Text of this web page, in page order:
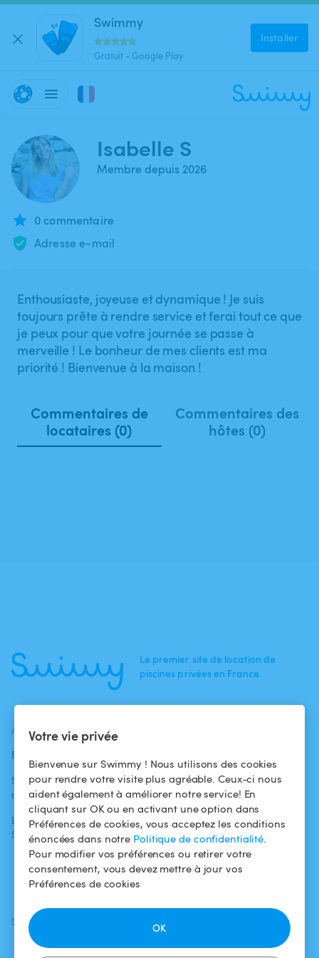
Votre vie privée
Bienvenue sur Swimmy ! Nous utilisons des cookies
pour rendre votre visite plus agréable. Ceux-ci nous
aident également à améliorer notre service! En
cliquant sur OK ou en activant une option dans
Préférences de cookies, vous acceptez les conditions
énoncées dans notre Politique de confidentialité.
Pour modifier vos préférences ou retirer votre
consentement, vous devez mettre à jour vos
Préférences de cookies
OK
Swimmy
Gratuit - Google Play
Installer
Isabelle S
Membre depuis 2026
0 commentaire
Adresse e-mail
Enthousiaste, joyeuse et dynamique ! Je suis
toujours prête à rendre service et ferai tout ce que
je peux pour que votre journée se passe à
merveille ! Le bonheur de mes clients est ma
priorité ! Bienvenue à la maison !
Commentaires de
locataires (0)
Commentaires des
hôtes (0)
Le premier site de location de
piscines privées en France.
ACTUALITÉS
Blog
Swimmy dans les
médias
L'aventure
Swimmy
baigneurs
Pour les
propriétaires
Louer ma piscine
Comment ça
marche ?
Conditions
d'utilisation
Politique de
confidentialité
Mentions légales
SUIVEZ-NOUS
Facebook